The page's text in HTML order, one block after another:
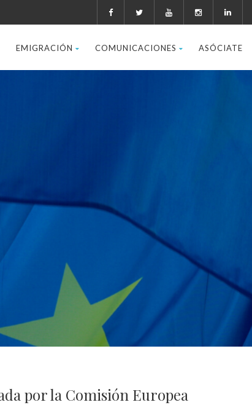
EMIGRACIÓN COMUNICACIONES ASÓCIATE
por la Comisión Europea